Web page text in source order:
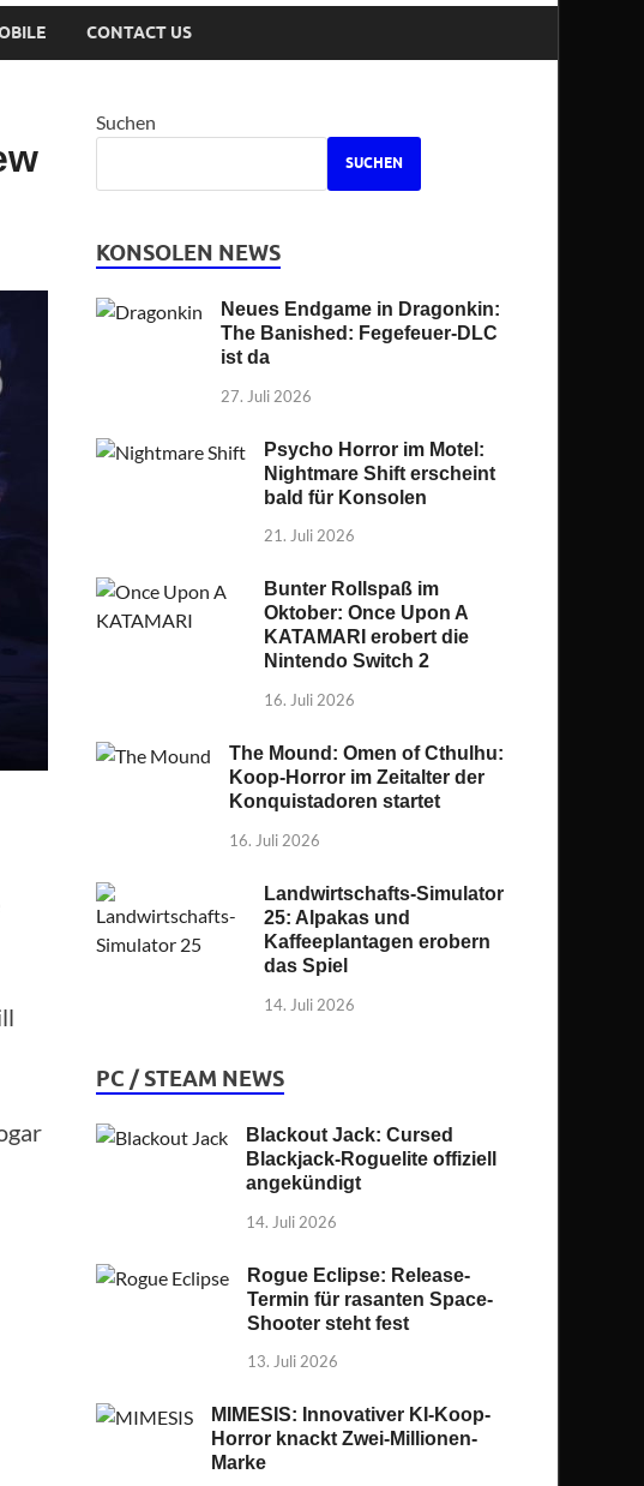
CONTACT US
Suchen
SUCHEN
KONSOLEN NEWS
Neues Endgame in Dragonkin:
The Banished: Fegefeuer-DLC
ist da
27. Juli 2026
Psycho Horror im Motel:
Nightmare Shift erscheint
bald für Konsolen
21. Juli 2026
Bunter Rollspaß im
Oktober: Once Upon A
KATAMARI erobert die
Nintendo Switch 2
16. Juli 2026
The Mound: Omen of Cthulhu:
Koop-Horror im Zeitalter der
Konquistadoren startet
16. Juli 2026
Landwirtschafts-Simulator
25: Alpakas und
Kaffeeplantagen erobern
das Spiel
14. Juli 2026
PC / STEAM NEWS
Blackout Jack: Cursed
Blackjack-Roguelite offiziell
angekündigt
14. Juli 2026
Rogue Eclipse: Release-
Termin für rasanten Space-
Shooter steht fest
13. Juli 2026
MIMESIS: Innovativer KI-Koop-
Horror knackt Zwei-Millionen-
Marke